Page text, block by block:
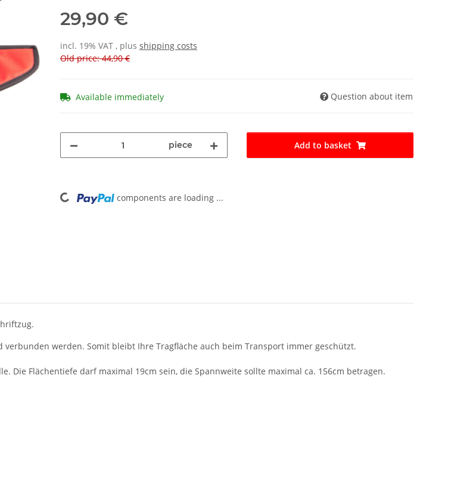
29,90 €
incl. 19% VAT , plus shipping costs
Old price: 44,90 €
Available immediately Question about item
piece Add to basket
Loading... components are loading ...
werden. Somit bleibt Ihre Tragfläche auch beim Transport immer geschützt.
Die Flächentiefe darf maximal 19cm sein, die Spannweite sollte maximal ca. 156cm betragen.